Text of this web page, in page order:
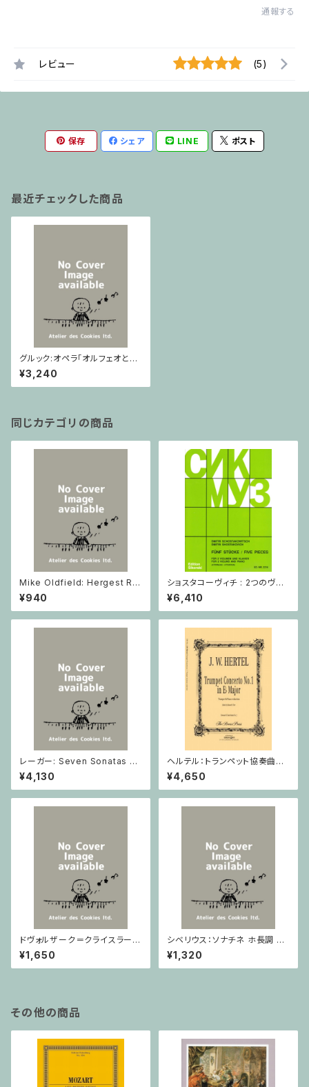
通報する
レビュー (5)
保存 シェア LINE ポスト
最近チェックした商品
グルック:オペラ「オルフェオとエ
ウリディーチェ」全曲 Dover /
フルスコア
¥3,240
同じカテゴリの商品
Mike Oldfield: Hergest Rid
ge / ピアノ
¥940
ショスタコーヴィチ : 2つのヴァ
イオリンとピアノのための 5つの
小品 / ヴァイオリン2とピアノ
¥6,410
レーガー: Seven Sonatas o
p. 91 Heft 2 / ヴァイオリン
¥4,130
ヘルテル：トランペット協奏曲第1
番 変ホ長調/トランペット・ピア
ノ
¥4,650
ドヴォルザーク＝クライスラー：
スラヴ幻想曲 ロ短調 from Op.
55-4, Op.75 / ヴァイオリンと
ピアノ
¥1,650
シベリウス：ソナチネ ホ長調 O
p.80 / ヴァイオリンとピアノ
¥1,320
その他の商品